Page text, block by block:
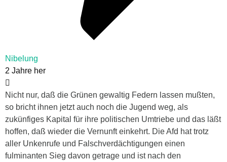
Nibelung
2 Jahre her
Nicht nur, daß die Grünen gewaltig Federn lassen mußten,
so bricht ihnen jetzt auch noch die Jugend weg, als
zukünfiges Kapital für ihre politischen Umtriebe und das läßt
hoffen, daß wieder die Vernunft einkehrt. Die Afd hat trotz
aller Unkenrufe und Falschverdächtigungen einen
fulminanten Sieg davon getrage und ist nach den